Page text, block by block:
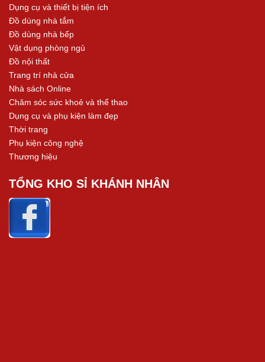
Dụng cụ và thiết bị tiện ích
Đồ dùng nhà tắm
Đồ dùng nhà bếp
Vật dụng phòng ngủ
Đồ nội thất
Trang trí nhà cửa
Nhà sách Online
Chăm sóc sức khoẻ và thể thao
Dụng cụ và phụ kiện làm đẹp
Thời trang
Phụ kiện công nghệ
Thương hiệu
TỔNG KHO SỈ KHÁNH NHÂN